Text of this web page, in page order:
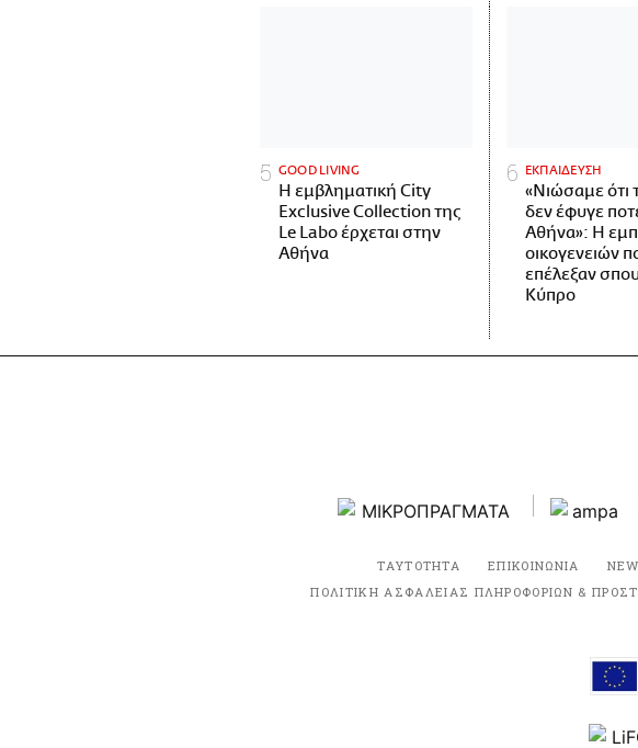
GOOD LIVING
Η εμβληματική City
Exclusive Collection της
Le Labo έρχεται στην
Αθήνα
ΕΚΠΑΙΔΕΥΣΗ
«Νιώσαμε ότι
δεν έφυγε
Αθήνα»: Η
οικογενειών
επέλεξαν
Κύπρο
ΤΑΥΤΟΤΗΤΑ ΕΠΙΚΟΙΝΩΝΙΑ
ΠΟΛΙΤΙΚΗ ΑΣΦΑΛΕΙΑΣ ΠΛΗΡΟΦΟΡΙΩΝ &